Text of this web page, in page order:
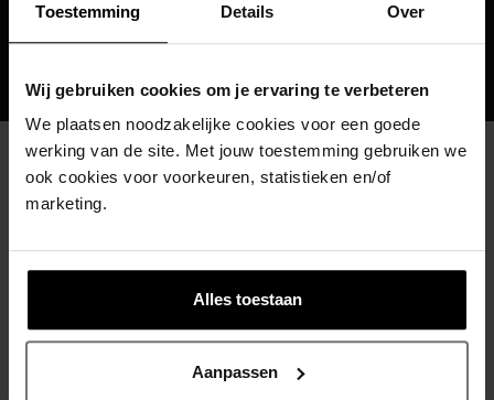
Toestemming Details Over
Wij gebruiken cookies om je ervaring te verbeteren
We plaatsen noodzakelijke cookies voor een goede
werking van de site. Met jouw toestemming gebruiken we
ook cookies voor voorkeuren, statistieken en/of
marketing.
Alles toestaan
Aanpassen
Merken die online
doorgroeien.